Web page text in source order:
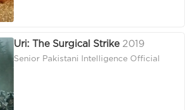
Uri: The Surgical Strike 2019
Senior Pakistani Intelligence Official